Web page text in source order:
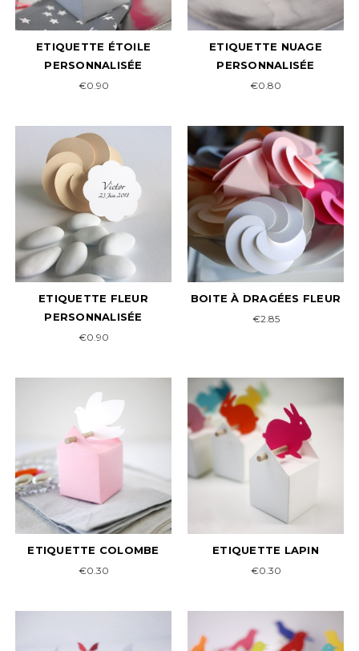
ETIQUETTE ÉTOILE
PERSONNALISÉE
€0.90
ETIQUETTE NUAGE
PERSONNALISÉE
€0.80
ETIQUETTE FLEUR
PERSONNALISÉE
€0.90
BOITE À DRAGÉES FLEUR
€2.85
ETIQUETTE COLOMBE
€0.30
ETIQUETTE LAPIN
€0.30